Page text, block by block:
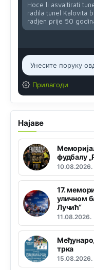
Hoce li asvaltirati
radila tunel Kalovita
radjen prije 50
Прилагоди
Најаве
фудбалу
10.08.2026.
17.
уличном
Лучић“
11.08.2026.
трка
15.08.2026.